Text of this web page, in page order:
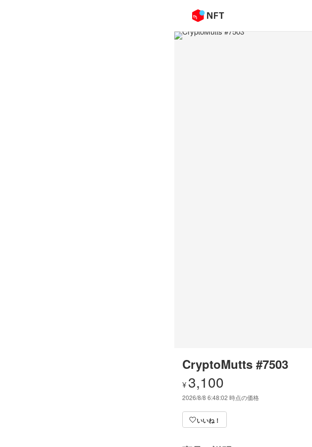
CryptoMutts #7503
¥ 3,100
2026/8/8 6:48:02 時点の価格
いいね！